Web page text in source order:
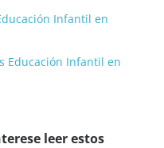
Infantil en
Educación Infantil en
leer estos